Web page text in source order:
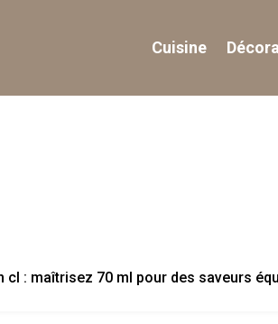
Cuisine
cl : maîtrisez 70 ml pour des saveurs